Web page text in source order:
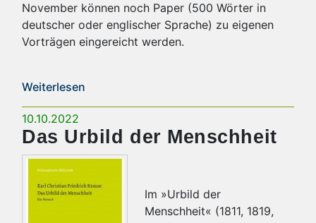
November können noch Paper (500 Wörter in
deutscher oder englischer Sprache) zu eigenen
Vorträgen eingereicht werden.
Weiterlesen
10.10.2022
Das Urbild der Menschheit
Im »Urbild der
Menschheit« (1811, 1819,